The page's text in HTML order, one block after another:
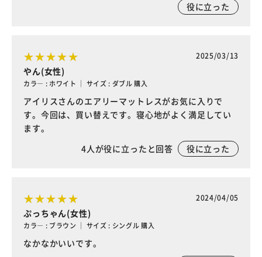
役に立った
2025/03/13
やん(女性)
カラ― : ホワイト ｜ サイズ : ダブル 購入
アイリスさんのエアリーマットレスがお気に入りで
す。今回は、買い替えです。寝心地がよく満足してい
ます。
4人が役に立ったと回答 役に立った
2024/04/05
ぷっちゃん(女性)
カラ― : ブラウン ｜ サイズ : シングル 購入
なかなかいいです。